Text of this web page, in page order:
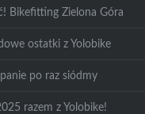
Bikefitting Zielona Góra
ostatki z Yolobike
panie po raz siódmy
razem z Yolobike!